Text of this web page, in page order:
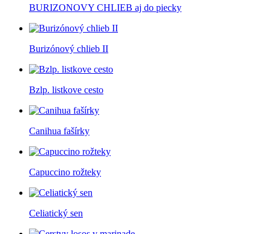
BURIZONOVY CHLIEB aj do piecky
Burizónový chlieb II
Bzlp. listkove cesto
Canihua fašírky
Capuccino rožteky
Celiatický sen